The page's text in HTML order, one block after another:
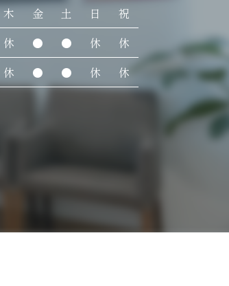
木 金 土 日
祝
休 ● ● 休
休
休 ● ● 休
休